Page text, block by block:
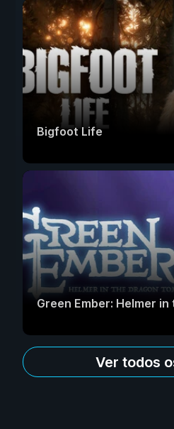
Bigfoot Life
Green Ember: Helmer
Ver todos